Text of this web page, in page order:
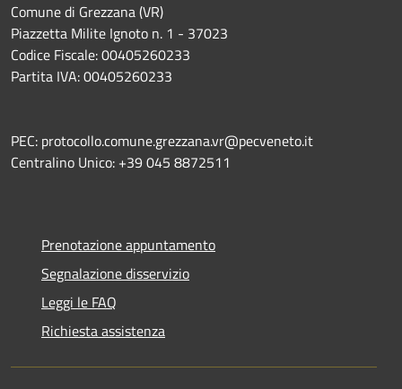
Comune di Grezzana (VR)
Piazzetta Milite Ignoto n. 1 - 37023
Codice Fiscale: 00405260233
Partita IVA: 00405260233
PEC: protocollo.comune.grezzana.vr@pecveneto.it
Centralino Unico: +39 045 8872511
Prenotazione appuntamento
Segnalazione disservizio
Leggi le FAQ
Richiesta assistenza